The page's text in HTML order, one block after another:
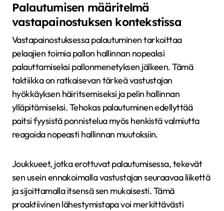
Palautumisen määritelmä
vastapainostuksen kontekstissa
Vastapainostuksessa palautuminen tarkoittaa
pelaajien toimia pallon hallinnan nopeaksi
palauttamiseksi pallonmenetyksen jälkeen. Tämä
taktiikka on ratkaisevan tärkeä vastustajan
hyökkäyksen häiritsemiseksi ja pelin hallinnan
ylläpitämiseksi. Tehokas palautuminen edellyttää
paitsi fyysistä ponnistelua myös henkistä valmiutta
reagoida nopeasti hallinnan muutoksiin.
Joukkueet, jotka erottuvat palautumisessa, tekevät
sen usein ennakoimalla vastustajan seuraavaa liikettä
ja sijoittamalla itsensä sen mukaisesti. Tämä
proaktiivinen lähestymistapa voi merkittävästi